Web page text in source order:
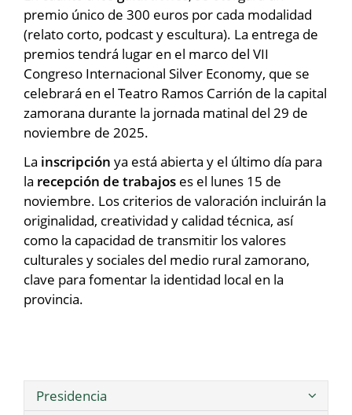
premio único de 300 euros por cada modalidad
(relato corto, podcast y escultura). La entrega de
premios tendrá lugar en el marco del VII
Congreso Internacional Silver Economy, que se
celebrará en el Teatro Ramos Carrión de la capital
zamorana durante la jornada matinal del 29 de
noviembre de 2025.
La inscripción ya está abierta y el último día para
la recepción de trabajos es el lunes 15 de
noviembre. Los criterios de valoración incluirán la
originalidad, creatividad y calidad técnica, así
como la capacidad de transmitir los valores
culturales y sociales del medio rural zamorano,
clave para fomentar la identidad local en la
provincia.
Presidencia